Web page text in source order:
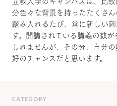
分色々な背景を持ったたくさ
踏み入れるたび、常に新しい
す。開講されている講義の数
しれませんが、その分、自分
好のチャンスだと思います。
CATEGORY